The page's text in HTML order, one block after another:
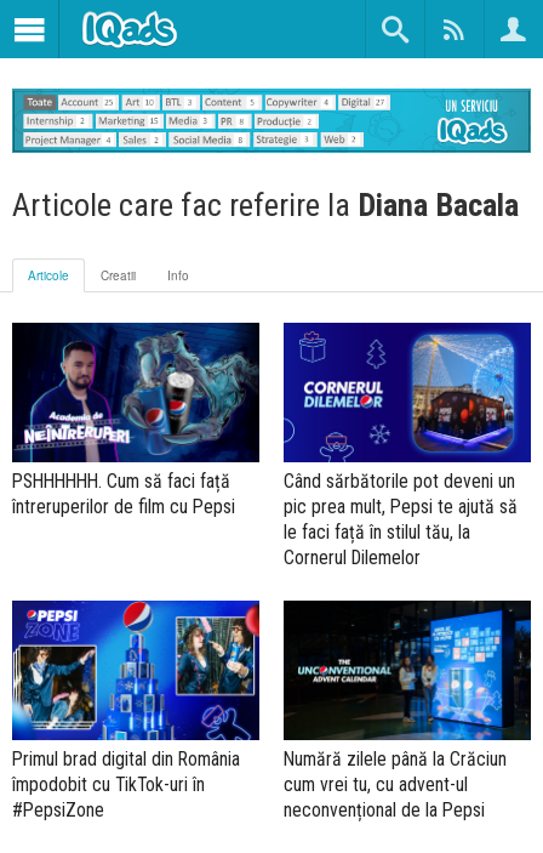
Articole care fac referire la Diana Bacala
Articole Creatii Info
PSHHHHHH. Cum să faci față
întreruperilor de film cu Pepsi
Când sărbătorile pot deveni un
pic prea mult, Pepsi te ajută să
le faci față în stilul tău, la
Cornerul Dilemelor
Primul brad digital din România
împodobit cu TikTok-uri în
#PepsiZone
Numără zilele până la Crăciun
cum vrei tu, cu advent-ul
neconvențional de la Pepsi